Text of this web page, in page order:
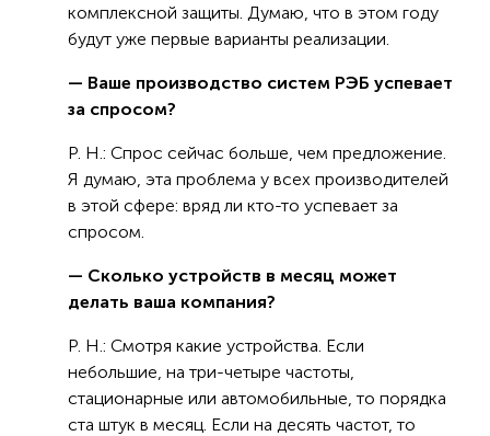
комплексной защиты. Думаю, что в этом году
будут уже первые варианты реализации.
— Ваше производство систем РЭБ успевает
за спросом?
Р. Н.: Спрос сейчас больше, чем предложение.
Я думаю, эта проблема у всех производителей
в этой сфере: вряд ли кто-то успевает за
спросом.
— Сколько устройств в месяц может
делать ваша компания?
Р. Н.: Смотря какие устройства. Если
небольшие, на три-четыре частоты,
стационарные или автомобильные, то порядка
ста штук в месяц. Если на десять частот, то